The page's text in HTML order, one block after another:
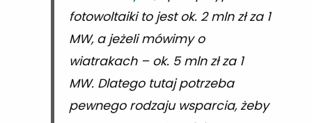
fotowoltaiki to jest ok. 2 mln zł za 1
MW, a jeżeli mówimy o
wiatrakach – ok. 5 mln zł za 1
MW. Dlatego tutaj potrzeba
pewnego rodzaju wsparcia, żeby